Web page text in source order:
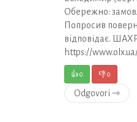
Обережно:
Попросив
відповідає.
https://
👍0 👎0
Odgovori ⇾